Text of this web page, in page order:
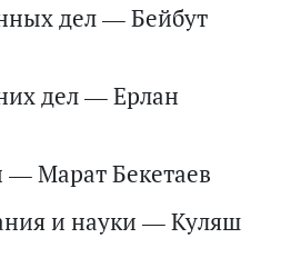
дел — Бейбут
дел — Ерлан
Марат Бекетаев
и науки — Куляш